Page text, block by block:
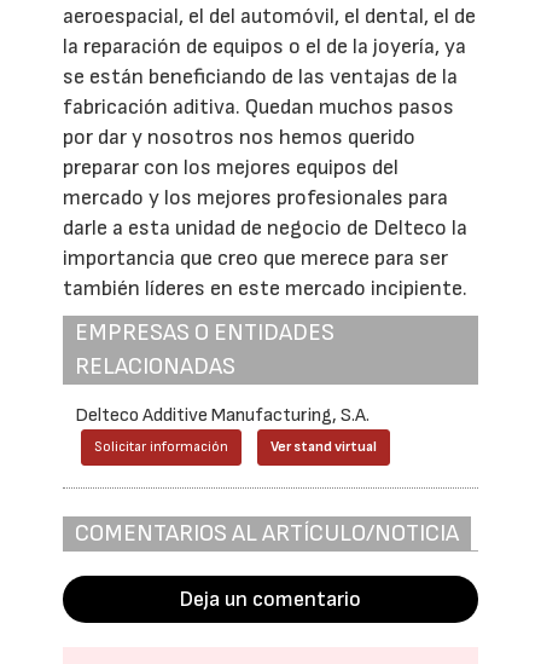
aeroespacial, el del automóvil, el dental, el de
la reparación de equipos o el de la joyería, ya
se están beneficiando de las ventajas de la
fabricación aditiva. Quedan muchos pasos
por dar y nosotros nos hemos querido
preparar con los mejores equipos del
mercado y los mejores profesionales para
darle a esta unidad de negocio de Delteco la
importancia que creo que merece para ser
también líderes en este mercado incipiente.
EMPRESAS O ENTIDADES
RELACIONADAS
Delteco Additive Manufacturing, S.A.
Solicitar información Ver stand virtual
COMENTARIOS AL ARTÍCULO/NOTICIA
Deja un comentario